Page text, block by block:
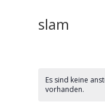
slam
Es sind keine
vorhanden.